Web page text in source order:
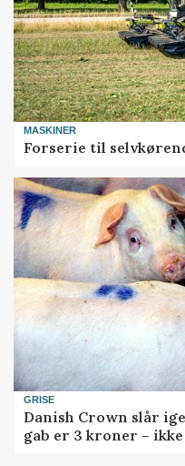
MASKINER
Forserie til
GRISE
Danish Crown slår
gab er 3 kroner –